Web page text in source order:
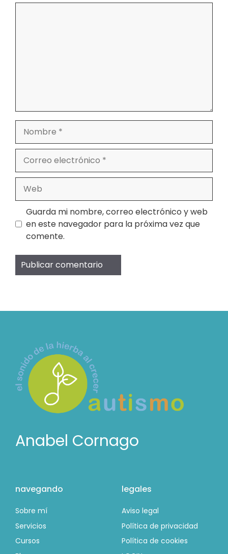
Nombre
electrónico
Guarda mi nombre, correo electrónico y web
en este navegador para la próxima vez que
comente.
Anabel Cornago
navegando
Sobre mí
Servicios
Cursos
legales
Aviso legal
Política de privacidad
Política de cookies